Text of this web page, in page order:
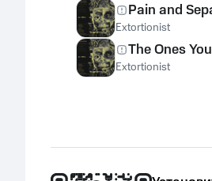
Pain and
Extortionist
The Ones
Extortionist